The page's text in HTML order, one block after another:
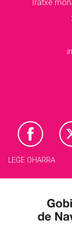
Iratxe
LEGE OHARRA